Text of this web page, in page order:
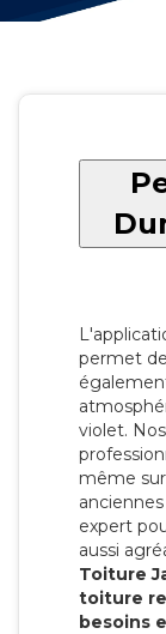
permet
violet.
même
expert
aussi
Toiture
toiture
besoins